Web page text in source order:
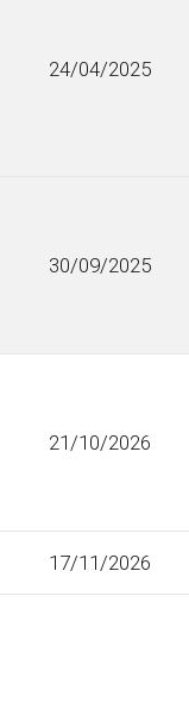
24/04/2025
30/09/2025
21/10/2026
17/11/2026